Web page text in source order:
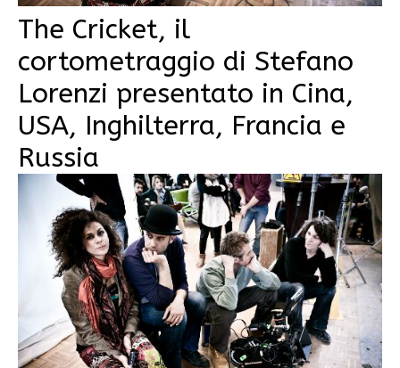
The Cricket, il
cortometraggio di Stefano
Lorenzi presentato in Cina,
USA, Inghilterra, Francia e
Russia